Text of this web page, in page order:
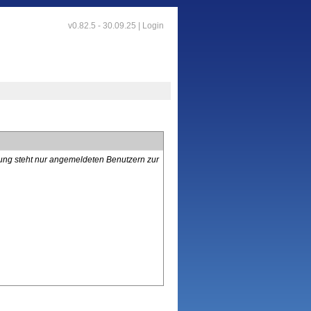
v0.82.5 - 30.09.25 | Login
steht nur angemeldeten Benutzern zur